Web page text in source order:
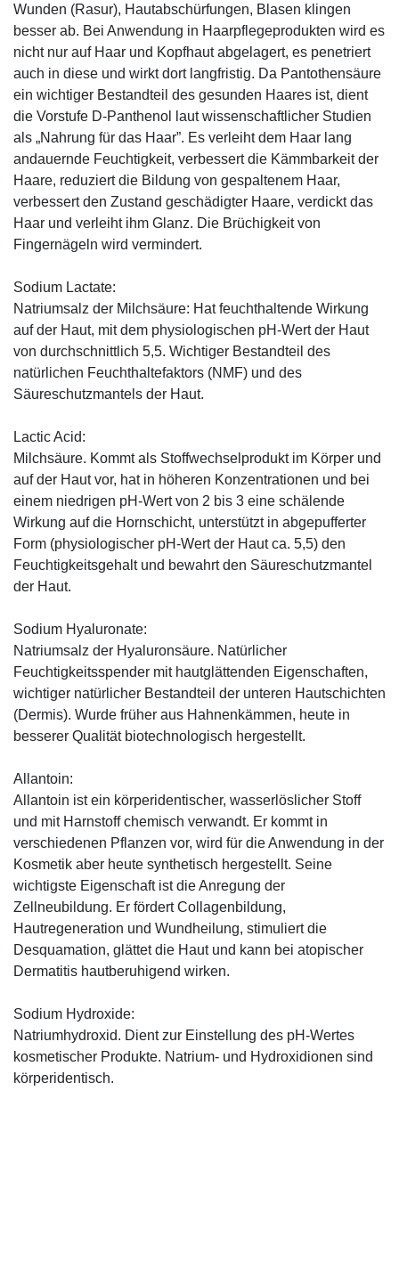
Wunden (Rasur), Hautabschürfungen, Blasen klingen
besser ab. Bei Anwendung in Haarpflegeprodukten wird es
nicht nur auf Haar und Kopfhaut abgelagert, es penetriert
auch in diese und wirkt dort langfristig. Da Pantothensäure
ein wichtiger Bestandteil des gesunden Haares ist, dient
die Vorstufe D-Panthenol laut wissenschaftlicher Studien
als „Nahrung für das Haar”. Es verleiht dem Haar lang
andauernde Feuchtigkeit, verbessert die Kämmbarkeit der
Haare, reduziert die Bildung von gespaltenem Haar,
verbessert den Zustand geschädigter Haare, verdickt das
Haar und verleiht ihm Glanz. Die Brüchigkeit von
Fingernägeln wird vermindert.
Sodium Lactate:
Natriumsalz der Milchsäure: Hat feuchthaltende Wirkung
auf der Haut, mit dem physiologischen pH-Wert der Haut
von durchschnittlich 5,5. Wichtiger Bestandteil des
natürlichen Feuchthaltefaktors (NMF) und des
Säureschutzmantels der Haut.
Lactic Acid:
Milchsäure. Kommt als Stoffwechselprodukt im Körper und
auf der Haut vor, hat in höheren Konzentrationen und bei
einem niedrigen pH-Wert von 2 bis 3 eine schälende
Wirkung auf die Hornschicht, unterstützt in abgepufferter
Form (physiologischer pH-Wert der Haut ca. 5,5) den
Feuchtigkeitsgehalt und bewahrt den Säureschutzmantel
der Haut.
Sodium Hyaluronate:
Natriumsalz der Hyaluronsäure. Natürlicher
Feuchtigkeitsspender mit hautglättenden Eigenschaften,
wichtiger natürlicher Bestandteil der unteren Hautschichten
(Dermis). Wurde früher aus Hahnenkämmen, heute in
besserer Qualität biotechnologisch hergestellt.
Allantoin:
Allantoin ist ein körperidentischer, wasserlöslicher Stoff
und mit Harnstoff chemisch verwandt. Er kommt in
verschiedenen Pflanzen vor, wird für die Anwendung in der
Kosmetik aber heute synthetisch hergestellt. Seine
wichtigste Eigenschaft ist die Anregung der
Zellneubildung. Er fördert Collagenbildung,
Hautregeneration und Wundheilung, stimuliert die
Desquamation, glättet die Haut und kann bei atopischer
Dermatitis hautberuhigend wirken.
Sodium Hydroxide:
Natriumhydroxid. Dient zur Einstellung des pH-Wertes
kosmetischer Produkte. Natrium- und Hydroxidionen sind
körperidentisch.